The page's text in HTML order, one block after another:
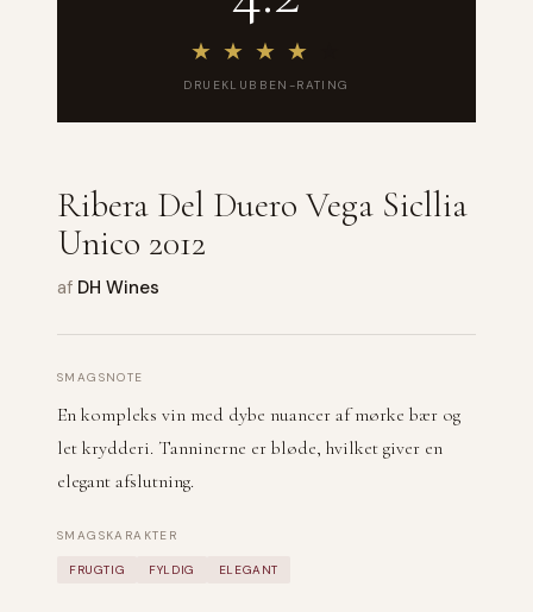
★ ★ ★ ★
DRUEKLUBBEN-RATING
Ribera Del Duero Vega Sicllia
Unico 2012
af DH Wines
SMAGSNOTE
En kompleks vin med dybe nuancer af mørke bær og
let krydderi. Tanninerne er bløde, hvilket giver en
elegant afslutning.
SMAGSKARAKTER
FRUGTIG FYLDIG ELEGANT